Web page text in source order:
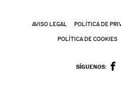
AVISO LEGAL POLÍTICA DE
POLÍTICA DE COOKIES
SÍGUENOS: